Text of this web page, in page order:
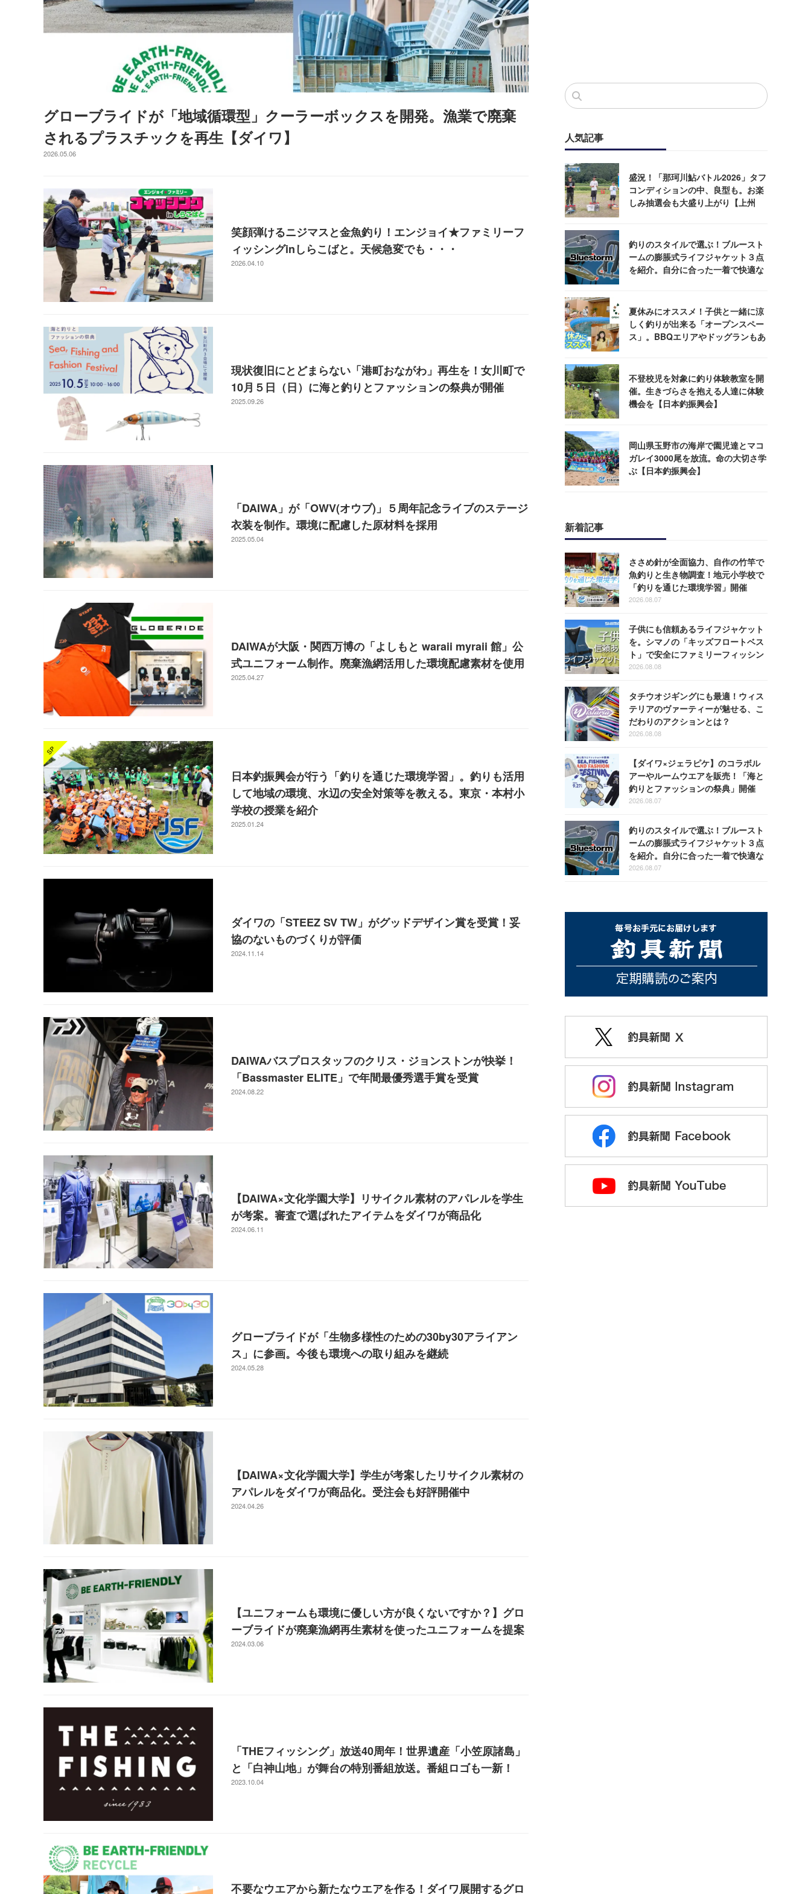
グローブライドが「地域循環型」クーラーボックスを開発。漁業で廃棄
されるプラスチックを再生【ダイワ】
2026.05.06
笑顔弾けるニジマスと金魚釣り！エンジョイ★ファミリーフ
ィッシングinしらこばと。天候急変でも・・・
2026.04.10
現状復旧にとどまらない「港町おながわ」再生を！女川町で
10月５日（日）に海と釣りとファッションの祭典が開催
2025.09.26
「DAIWA」が「OWV(オウブ)」５周年記念ライブのステージ
衣装を制作。環境に配慮した原材料を採用
2025.05.04
DAIWAが大阪・関西万博の「よしもと waraii myraii 館」公
式ユニフォーム制作。廃棄漁網活用した環境配慮素材を使用
2025.04.27
日本釣振興会が行う「釣りを通じた環境学習」。釣りも活用
して地域の環境、水辺の安全対策等を教える。東京・本村小
学校の授業を紹介
2025.01.24
ダイワの「STEEZ SV TW」がグッドデザイン賞を受賞！妥
協のないものづくりが評価
2024.11.14
DAIWAバスプロスタッフのクリス・ジョンストンが快挙！
「Bassmaster ELITE」で年間最優秀選手賞を受賞
2024.08.22
【DAIWA×文化学園大学】リサイクル素材のアパレルを学生
が考案。審査で選ばれたアイテムをダイワが商品化
2024.06.11
グローブライドが「生物多様性のための30‌by30アライアン
ス」に参画。今後も環境への取り組みを継続
2024.05.28
【DAIWA×文化学園大学】学生が考案したリサイクル素材の
アパレルをダイワが商品化。受注会も好評開催中
2024.04.26
【ユニフォームも環境に優しい方が良くないですか？】グロ
ーブライドが廃棄漁網再生素材を使ったユニフォームを提案
2024.03.06
「THEフィッシング」放送40周年！世界遺産「小笠原諸島」
と「白神山地」が舞台の特別番組放送。番組ロゴも一新！
2023.10.04
不要なウエアから新たなウエアを作る！ダイワ展開するグロ
人気記事
盛況！「那珂川鮎バトル2026」タフ
コンディションの中、良型も。お楽
しみ抽選会も大盛り上がり【上州
釣りのスタイルで選ぶ！ブルースト
ームの膨脹式ライフジャケット３点
を紹介。自分に合った一着で快適な
夏休みにオススメ！子供と一緒に涼
しく釣りが出来る「オープンスペー
ス」。BBQエリアやドッグランもあ
不登校児を対象に釣り体験教室を開
催。生きづらさを抱える人達に体験
機会を【日本釣振興会】
岡山県玉野市の海岸で園児達とマコ
ガレイ3000尾を放流。命の大切さ学
ぶ【日本釣振興会】
新着記事
ささめ針が全面協力、自作の竹竿で
魚釣りと生き物調査！地元小学校で
「釣りを通じた環境学習」開催
2026.08.07
子供にも信頼あるライフジャケット
を。シマノの「キッズフロートベス
ト」で安全にファミリーフィッシン
グを楽しもう！
2026.08.08
タチウオジギングにも最適！ウィス
テリアのヴァーティーが魅せる、こ
だわりのアクションとは？
2026.08.08
【ダイワ×ジェラピケ】のコラボル
アーやルームウエアを販売！「海と
釣りとファッションの祭典」開催
2026.08.07
釣りのスタイルで選ぶ！ブルースト
ームの膨脹式ライフジャケット３点
を紹介。自分に合った一着で快適な
釣りを
2026.08.07